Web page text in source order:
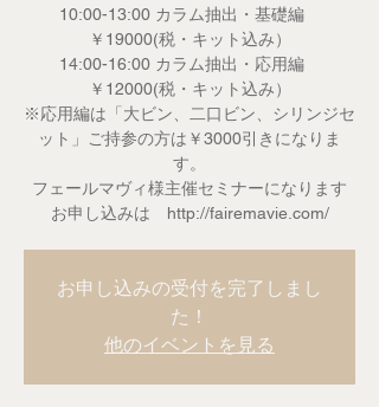
10:00-13:00 カラム抽出・基礎編
￥19000(税・キット込み）
14:00-16:00 カラム抽出・応用編
￥12000(税・キット込み）
※応用編は「大ビン、二口ビン、シリンジセ
ット」ご持参の方は￥3000引きになりま
す。
フェールマヴィ様主催セミナーになります
お申し込みは http://fairemavie.com/
お申し込みの受付を完了しまし
た！
他のイベントを見る